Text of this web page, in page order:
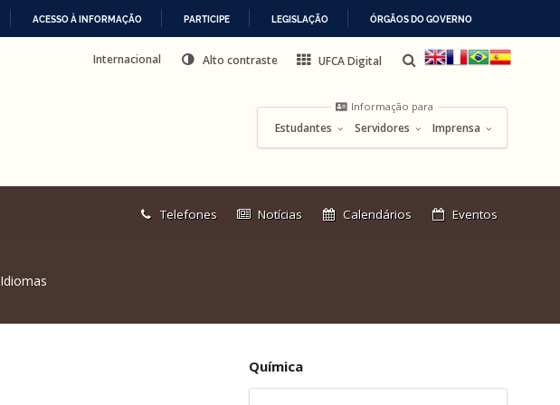
ACESSO À INFORMAÇÃO PARTICIPE LEGISLAÇÃO ÓRGÃOS DO GOVERNO
Internacional Alto contraste UFCA Digital
Informação para
Estudantes Servidores Imprensa
Link
Telefones Notícias Calendários Eventos
Idiomas
Química